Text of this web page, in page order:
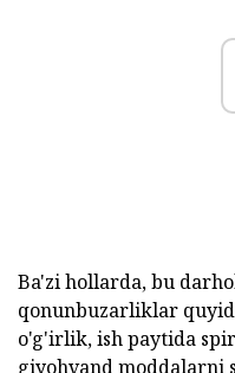
Ba'zi hollarda, bu
qonunbuzarliklar
o'g'irlik, ish paytida
giyohvand moddalarni